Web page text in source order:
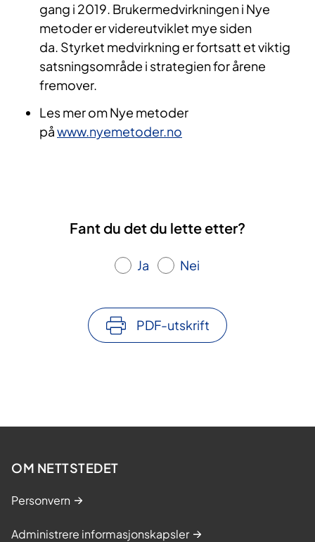
gang i 2019. Brukermedvirkningen i Nye
metoder er videreutviklet mye siden
da. Styrket medvirkning er fortsatt et viktig
satsningsområde i strategien for årene
fremover.
Les mer om Nye metoder
påwww.nyemetoder.no
Fant du det du lette etter?
Ja Nei
PDF-utskrift
OM NETTSTEDET
Personvern
Administrere informasjonskapsler